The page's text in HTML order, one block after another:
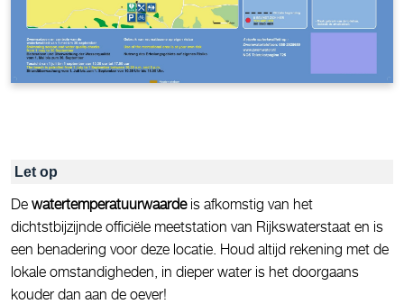
Let op
De watertemperatuurwaardeis afkomstig van het
dichtstbijzijnde officiële meetstation van Rijkswaterstaat en is
een benadering voor deze locatie. Houd altijd rekening met de
lokale omstandigheden, in dieper water is het doorgaans
kouder dan aan de oever!